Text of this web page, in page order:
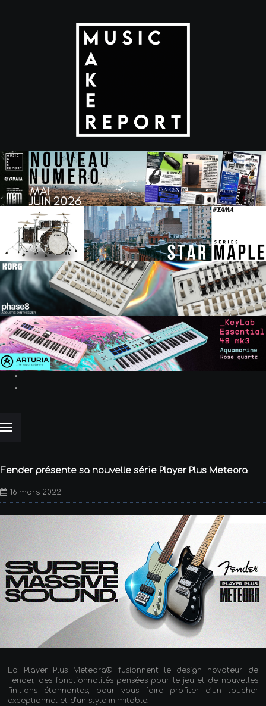
Fender présente sa nouvelle série Player Plus Meteora
16 mars 2022
La Player Plus Meteora® fusionnent le design novateur de
Fender, des fonctionnalités pensées pour le jeu et de nouvelles
finitions étonnantes, pour vous faire profiter d’un toucher
exceptionnel et d’un style inimitable.